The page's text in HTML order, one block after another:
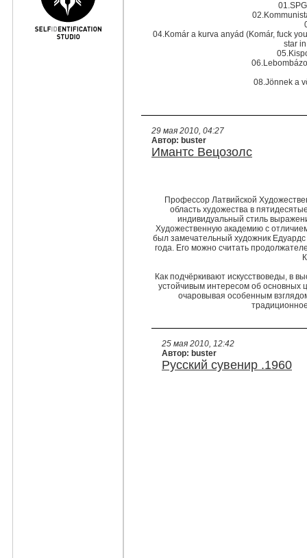
04.Komár a kurva anyád (Komár, fuck
star
08.Jönnek a
29 мая 2010, 04:27
Автор: buster
Имантс Вецозолс
Профессор Латвийской
область художества в
индивидуальный стиль
Художественную академию с
был замечательный художник
года. Его можно считать
Как подчёркивают искусствоведы, в
устойчивым интересом об основных
очаровывая особенным
25 мая 2010, 12:42
Автор: buster
Русский сувенир .1960